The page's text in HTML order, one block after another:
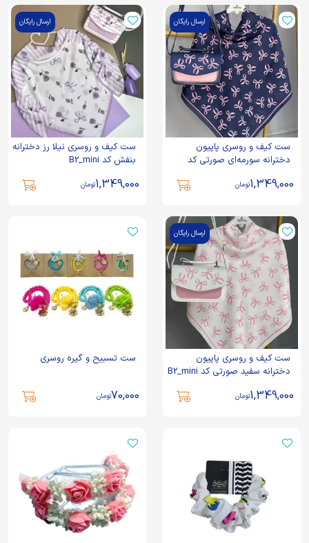
ارسال رایگان
ست کیف و روسری پاپیون
دخترانه سورمه‌ای صورتی کد
1,349,000تومان
ارسال رایگان
ست کیف و روسری نیلا رز دخترانه
بنفش کد B2_mini
1,349,000تومان
ارسال رایگان
ست کیف و روسری پاپیون
دخترانه سفید صورتی کد B2_mini
1,349,000تومان
ست تسبیح و گیره روسری
70,000تومان